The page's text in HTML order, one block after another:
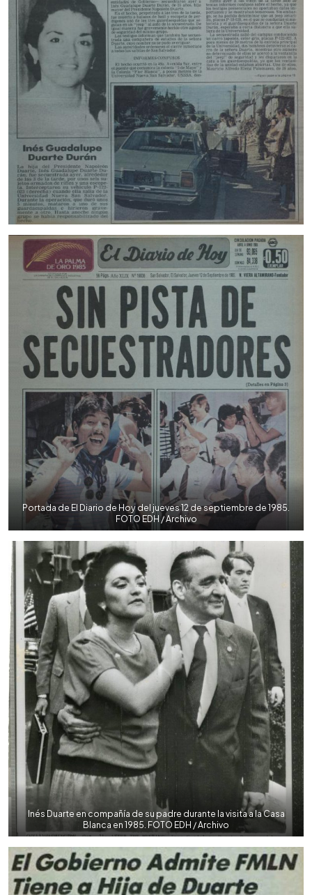
Portada de El Diario de Hoy del jueves 12 de septiembre de 1985.
FOTO EDH / Archivo
Inés Duarte en compañía de su padre durante la visita a la Casa
Blanca en 1985. FOTO EDH / Archivo